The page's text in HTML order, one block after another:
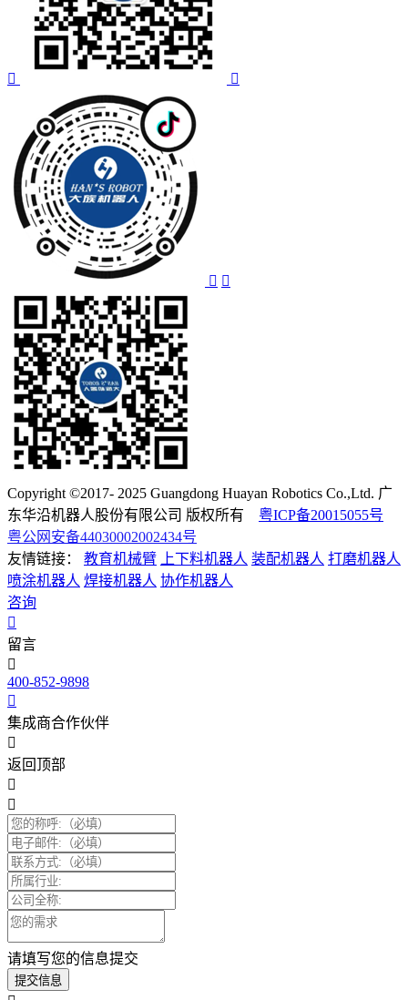
Copyright ©2017- 2025 Guangdong Huayan Robotics Co.,Ltd. 广
东华沿机器人股份有限公司 版权所有 粤ICP备20015055号
粤公网安备44030002002434号
友情链接：
教育机械臂 上下料机器人 装配机器人 打磨机器人
喷涂机器人 焊接机器人 协作机器人
咨询
留言
400-852-9898
集成商合作伙伴
返回顶部
请填写您的信息提交
提交信息